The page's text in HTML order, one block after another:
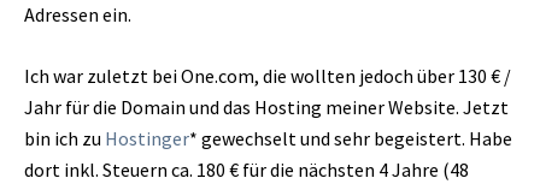
Adressen ein.
Ich war zuletzt bei One.com, die wollten jedoch über 130 € /
Jahr für die Domain und das Hosting meiner Website. Jetzt
bin ich zu Hostinger* gewechselt und sehr begeistert. Habe
dort inkl. Steuern ca. 180 € für die nächsten 4 Jahre (48